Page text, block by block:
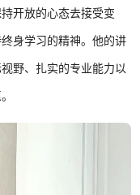
开放的心态去接受变
身学习的精神。他的讲
野、扎实的专业能力以